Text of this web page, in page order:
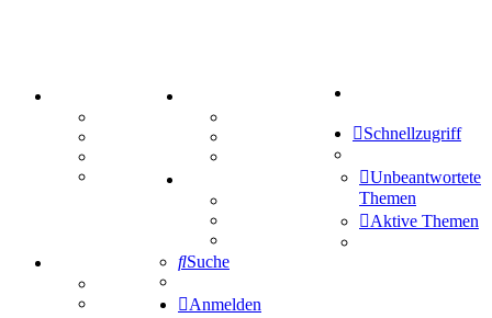
Mastodon
Treffenübersicht
Zitatesammlung
Schiffe versenken
Tipprunde
Comunio
Schnellzugriff
Unbeantwortete
Themen
Aktive Themen
Suche
Anmelden